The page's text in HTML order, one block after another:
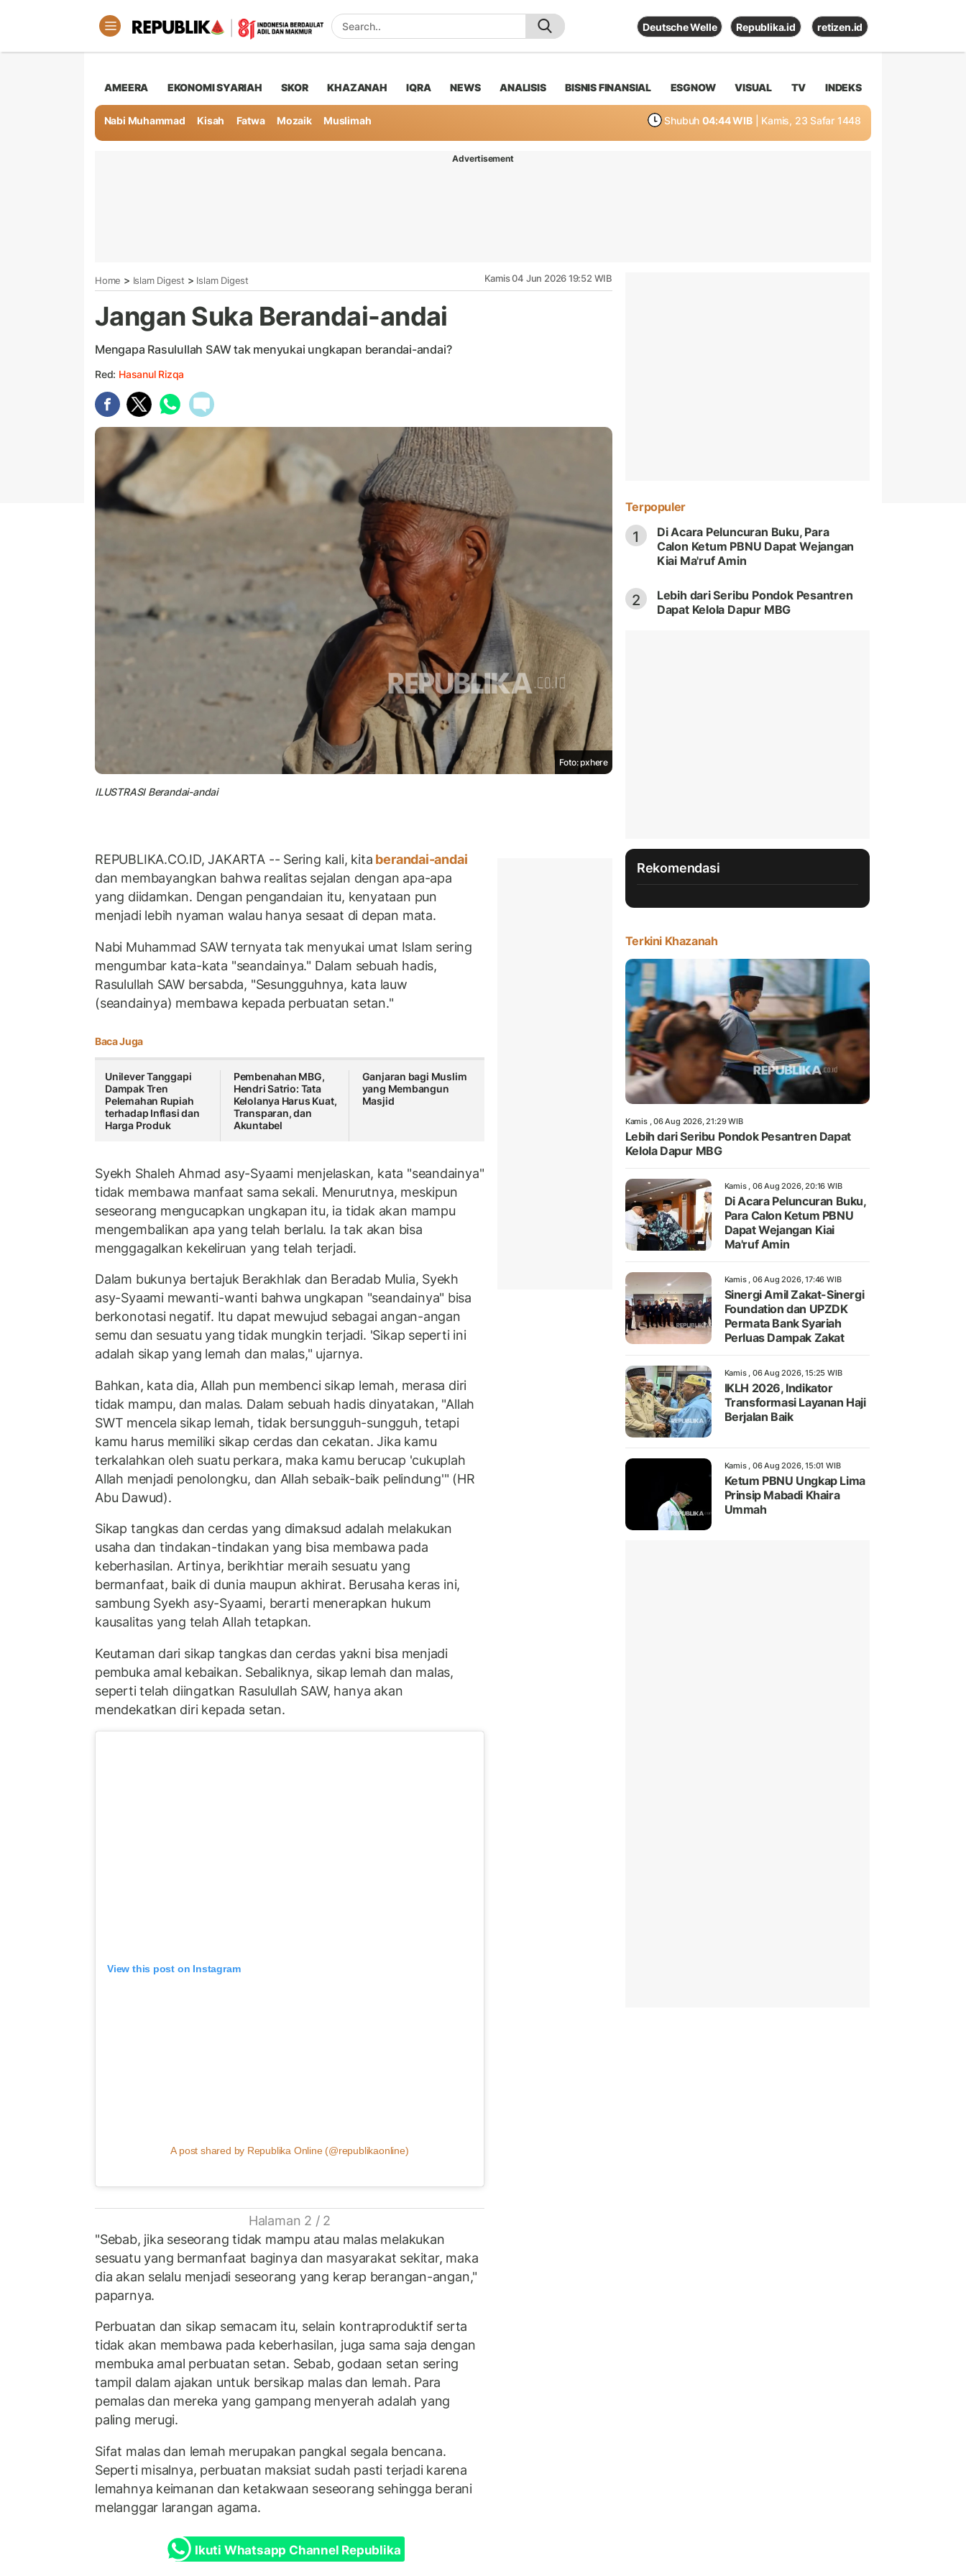
Deutsche Welle Republika.id retizen.id
AMEERA EKONOMI SYARIAH SKOR KHAZANAH IQRA NEWS ANALISIS BISNIS FINANSIAL ESGNOW VISUAL TV INDEKS
Nabi Muhammad Kisah Fatwa Mozaik Muslimah Shubuh 04:44 WIB | Kamis, 23 Safar 1448
Advertisement
Home > Islam Digest > Islam Digest Kamis 04 Jun 2026 19:52 WIB
Jangan Suka Berandai-andai
Mengapa Rasulullah SAW tak menyukai ungkapan berandai-andai?
Red: Hasanul Rizqa
Foto: pxhere
ILUSTRASI Berandai-andai
REPUBLIKA.CO.ID, JAKARTA -- Sering kali, kita berandai-andai
dan membayangkan bahwa realitas sejalan dengan apa-apa
yang diidamkan. Dengan pengandaian itu, kenyataan pun
menjadi lebih nyaman walau hanya sesaat di depan mata.
Nabi Muhammad SAW ternyata tak menyukai umat Islam sering
mengumbar kata-kata "seandainya." Dalam sebuah hadis,
Rasulullah SAW bersabda, "Sesungguhnya, kata lauw
(seandainya) membawa kepada perbuatan setan."
Baca Juga
Unilever Tanggapi
Dampak Tren
Pelemahan Rupiah
terhadap Inflasi dan
Harga Produk
Pembenahan MBG,
Hendri Satrio: Tata
Kelolanya Harus Kuat,
Transparan, dan
Akuntabel
Ganjaran bagi Muslim
yang Membangun
Masjid
Syekh Shaleh Ahmad asy-Syaami menjelaskan, kata "seandainya"
tidak membawa manfaat sama sekali. Menurutnya, meskipun
seseorang mengucapkan ungkapan itu, ia tidak akan mampu
mengembalikan apa yang telah berlalu. Ia tak akan bisa
menggagalkan kekeliruan yang telah terjadi.
Dalam bukunya bertajuk Berakhlak dan Beradab Mulia, Syekh
asy-Syaami mewanti-wanti bahwa ungkapan "seandainya" bisa
berkonotasi negatif. Itu dapat mewujud sebagai angan-angan
semu dan sesuatu yang tidak mungkin terjadi. 'Sikap seperti ini
adalah sikap yang lemah dan malas," ujarnya.
Bahkan, kata dia, Allah pun membenci sikap lemah, merasa diri
tidak mampu, dan malas. Dalam sebuah hadis dinyatakan, "Allah
SWT mencela sikap lemah, tidak bersungguh-sungguh, tetapi
kamu harus memiliki sikap cerdas dan cekatan. Jika kamu
terkalahkan oleh suatu perkara, maka kamu berucap 'cukuplah
Allah menjadi penolongku, dan Allah sebaik-baik pelindung'" (HR
Abu Dawud).
Sikap tangkas dan cerdas yang dimaksud adalah melakukan
usaha dan tindakan-tindakan yang bisa membawa pada
keberhasilan. Artinya, berikhtiar meraih sesuatu yang
bermanfaat, baik di dunia maupun akhirat. Berusaha keras ini,
sambung Syekh asy-Syaami, berarti menerapkan hukum
kausalitas yang telah Allah tetapkan.
Keutaman dari sikap tangkas dan cerdas yakni bisa menjadi
pembuka amal kebaikan. Sebaliknya, sikap lemah dan malas,
seperti telah diingatkan Rasulullah SAW, hanya akan
mendekatkan diri kepada setan.
View this post on Instagram
A post shared by Republika Online (@republikaonline)
Halaman 2 / 2
"Sebab, jika seseorang tidak mampu atau malas melakukan
sesuatu yang bermanfaat baginya dan masyarakat sekitar, maka
dia akan selalu menjadi seseorang yang kerap berangan-angan,"
paparnya.
Perbuatan dan sikap semacam itu, selain kontraproduktif serta
tidak akan membawa pada keberhasilan, juga sama saja dengan
membuka amal perbuatan setan. Sebab, godaan setan sering
tampil dalam ajakan untuk bersikap malas dan lemah. Para
pemalas dan mereka yang gampang menyerah adalah yang
paling merugi.
Sifat malas dan lemah merupakan pangkal segala bencana.
Seperti misalnya, perbuatan maksiat sudah pasti terjadi karena
lemahnya keimanan dan ketakwaan seseorang sehingga berani
melanggar larangan agama.
Ikuti Whatsapp Channel Republika
Terpopuler
1
Di Acara Peluncuran Buku, Para
Calon Ketum PBNU Dapat Wejangan
Kiai Ma'ruf Amin
2
Lebih dari Seribu Pondok Pesantren
Dapat Kelola Dapur MBG
Rekomendasi
Terkini Khazanah
Kamis , 06 Aug 2026, 21:29 WIB
Lebih dari Seribu Pondok Pesantren Dapat
Kelola Dapur MBG
Kamis , 06 Aug 2026, 20:16 WIB
Di Acara Peluncuran Buku,
Para Calon Ketum PBNU
Dapat Wejangan Kiai
Ma'ruf Amin
Kamis , 06 Aug 2026, 17:46 WIB
Sinergi Amil Zakat-Sinergi
Foundation dan UPZDK
Permata Bank Syariah
Perluas Dampak Zakat
Kamis , 06 Aug 2026, 15:25 WIB
IKLH 2026, Indikator
Transformasi Layanan Haji
Berjalan Baik
Kamis , 06 Aug 2026, 15:01 WIB
Ketum PBNU Ungkap Lima
Prinsip Mabadi Khaira
Ummah